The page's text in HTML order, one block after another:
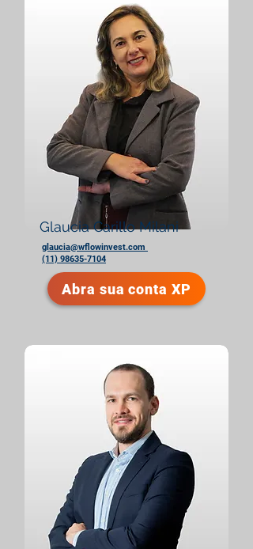
Glaucia Carillo Milani
glaucia@wflowinvest.com
(11) 98635-7104
Abra sua conta XP